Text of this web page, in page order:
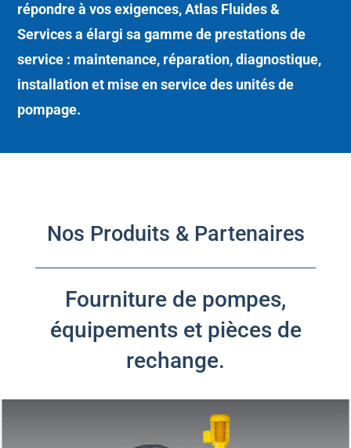
répondre à vos exigences, Atlas Fluides &
Services a élargi sa gamme de prestations de
service : maintenance, réparation, diagnostique,
installation et mise en service des unités de
pompage.
Nos Produits & Partenaires
Fourniture de pompes,
équipements et pièces de
rechange.